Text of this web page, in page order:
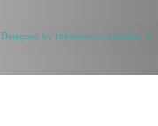
by Informática Arlozaba ©.